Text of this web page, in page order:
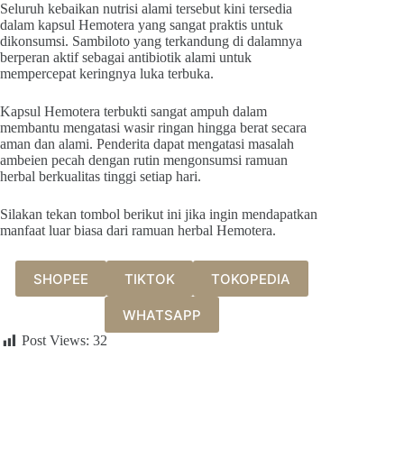
Seluruh kebaikan nutrisi alami tersebut kini tersedia
dalam kapsul Hemotera yang sangat praktis untuk
dikonsumsi. Sambiloto yang terkandung di dalamnya
berperan aktif sebagai antibiotik alami untuk
mempercepat keringnya luka terbuka.
Kapsul Hemotera terbukti sangat ampuh dalam
membantu mengatasi wasir ringan hingga berat secara
aman dan alami. Penderita dapat mengatasi masalah
ambeien pecah dengan rutin mengonsumsi ramuan
herbal berkualitas tinggi setiap hari.
Silakan tekan tombol berikut ini jika ingin mendapatkan
manfaat luar biasa dari ramuan herbal Hemotera.
SHOPEE TIKTOK TOKOPEDIA
WHATSAPP
Post Views: 32